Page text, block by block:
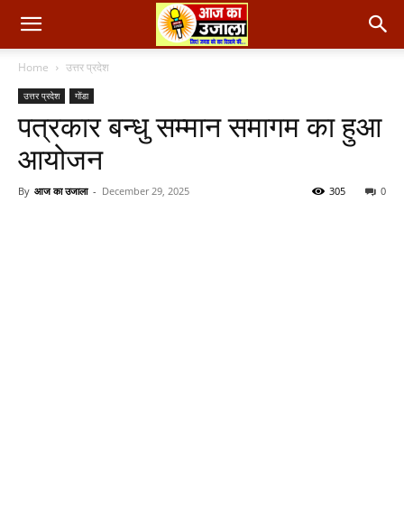
Home उत्तर प्रदेश
उत्तर प्रदेश गोंडा
पत्रकार बन्धु सम्मान समागम का हुआ
आयोजन
By आज का उजाला - December 29, 2025 0
305